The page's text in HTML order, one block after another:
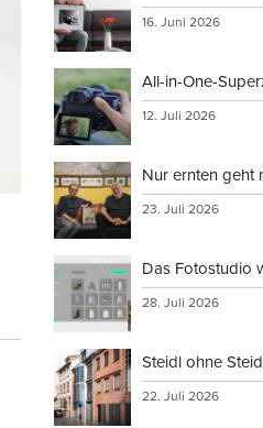
16. Juni 2026
All-in-One-
12. Juli 2026
Nur ernten geht
23. Juli 2026
Das Fotostudio
28. Juli 2026
Steidl ohne
22. Juli 2026